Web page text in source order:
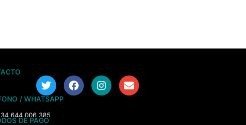
/ WHATSAPP
644 006 385
DE PAGO